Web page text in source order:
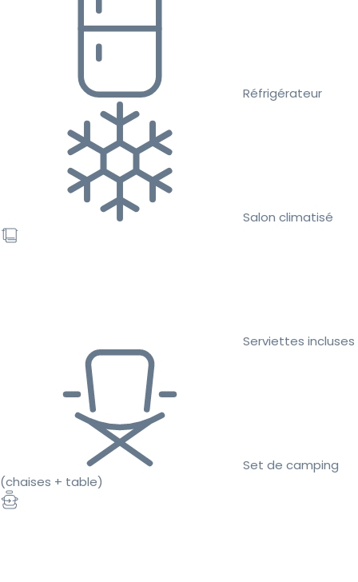
Réfrigérateur
Salon climatisé
Serviettes incluses
Set de camping
(chaises + table)